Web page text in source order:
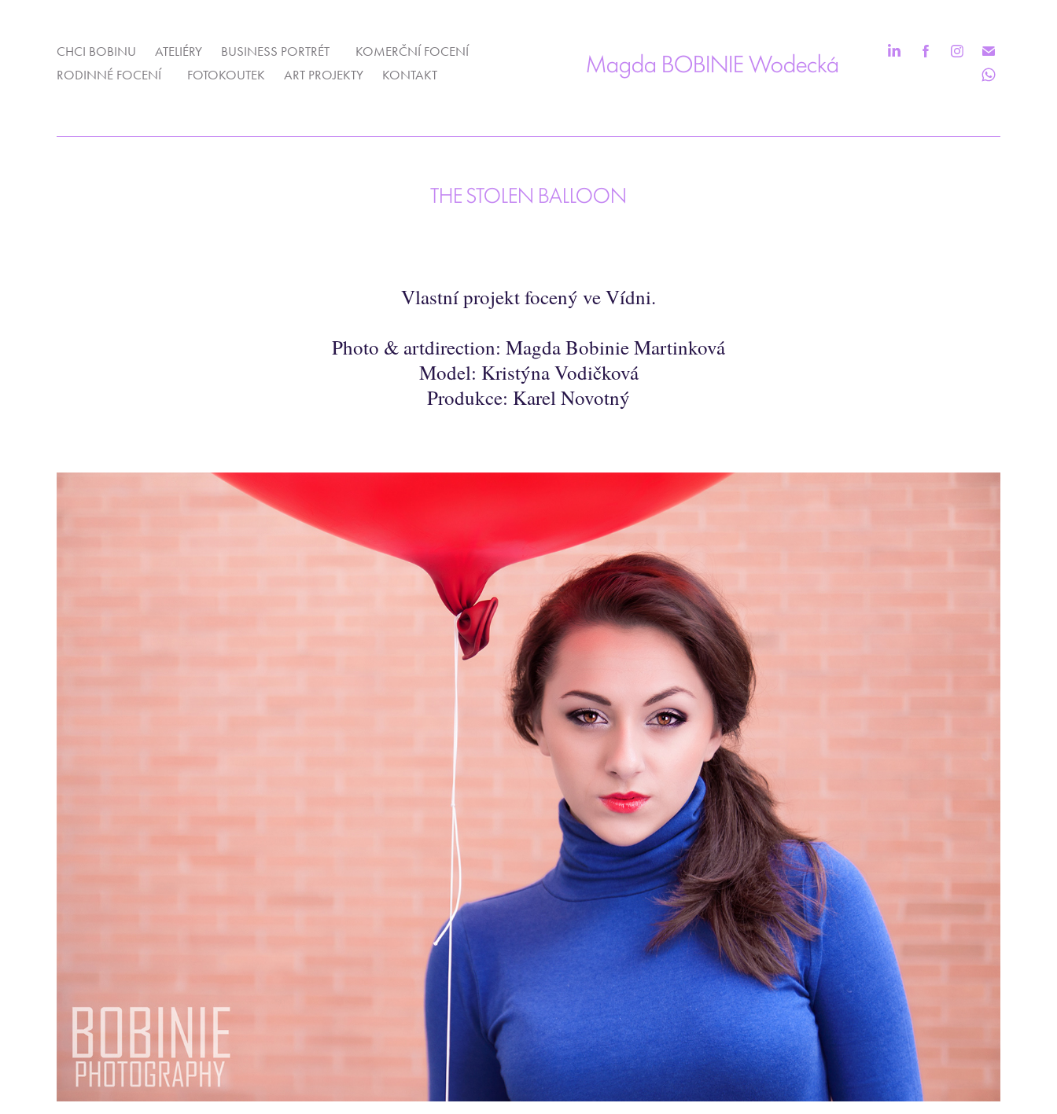
CHCI BOBINU ATELIÉRY BUSINESS PORTRÉT
KOMERČNÍ FOCENÍ
RODINNÉ FOCENÍ
FOTOKOUTEK ART PROJEKTY KONTAKT Magda BOBINIE Wodecká
THE STOLEN BALLOON
Vlastní projekt focený ve Vídni.
Photo & artdirection: Magda Bobinie Martinková
Model: Kristýna Vodičková
Produkce: Karel Novotný